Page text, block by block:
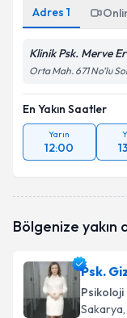
Adres 1
Klinik Psk. Merve
Orta Mah. 671 No’lu
En Yakın Saatler
Yarın
12:00
Bölgenize yakın
Psk.
Psikoloji
Sakarya